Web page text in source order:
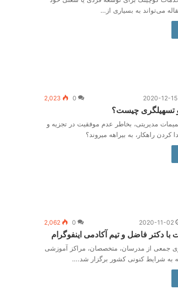
می‌تواند به بسیاری از…
2020-12-15
0
2,023
تسهیلگری چیست؟
مدیریتی، بخاطر عدم موفقیت در تجزیه و
کردن راهکار، به بیراهه می­روند؟
2020-11-02
0
2,062
دکتر فاضل و تیم آکادمی اینفوگرام
جمعی از مدرسان، متخصصان، مراکز آموزشی
به شرایط کنونی کشور برگزار شد.…